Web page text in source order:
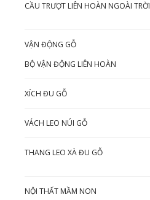
CẦU TRƯỢT LIÊN HOÀN NGOÀI TRỜI
VẬN ĐỘNG GỖ
BỘ VẬN ĐỘNG LIÊN HOÀN
XÍCH ĐU GỖ
VÁCH LEO NÚI GỖ
THANG LEO XÀ ĐU GỖ
NỘI THẤT MẦM NON